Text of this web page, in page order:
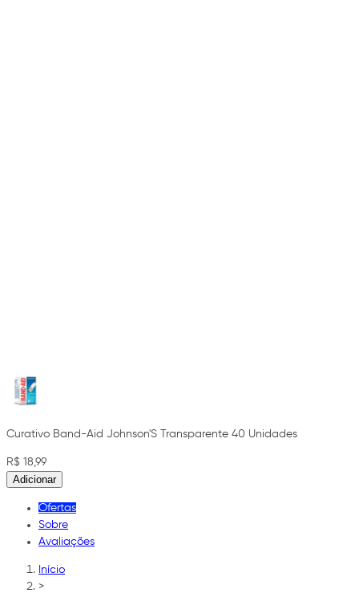
Curativo Band-Aid Johnson'S Transparente 40 Unidades
R$ 18,99
Adicionar
Ofertas
Sobre
Avaliações
Início
>